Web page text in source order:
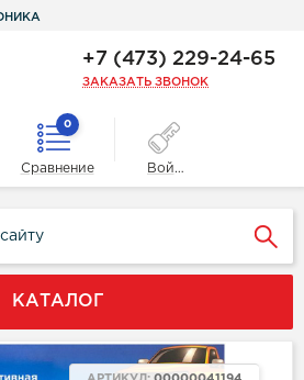
+7 (473) 229-24-65
ЗАКАЗАТЬ ЗВОНОК
0
Сравнение Войти
КАТАЛОГ